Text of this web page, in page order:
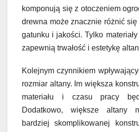
komponują się z otoczeniem
drewna może znacznie różnić
gatunku i jakości. Tylko
zapewnią trwałość i estetykę
Kolejnym czynnikiem
rozmiar altany. Im większa
materiału i czasu pracy
Dodatkowo, większe altany
bardziej skomplikowanej